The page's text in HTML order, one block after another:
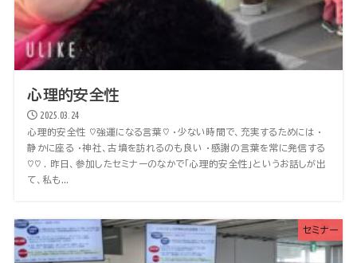
心理的安全性
2025.03.24
心理的安全性 ♡強運になる言葉♡ ・少ない時間で、充実するためには ・
静かに座る ・神社、古墳を訪れるのも良い ・感謝の言葉を常に発信する
♡♡ . 昨日、参加したセミナーのなかで「心理的安全性」というお話しが出
て、私も...
セミナー